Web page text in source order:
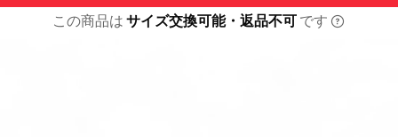
この商品は サイズ交換可能・返品不可 です